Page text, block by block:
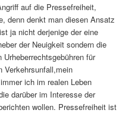
auf die Pressefreiheit,
denn denkt man diesen Ansatz
ja nicht derjenige der eine
der Neuigkeit sondern die
für
Verkehrsunfall,mein
ich im realen Leben
darüber im Interesse der
wollen. Pressefreiheit ist